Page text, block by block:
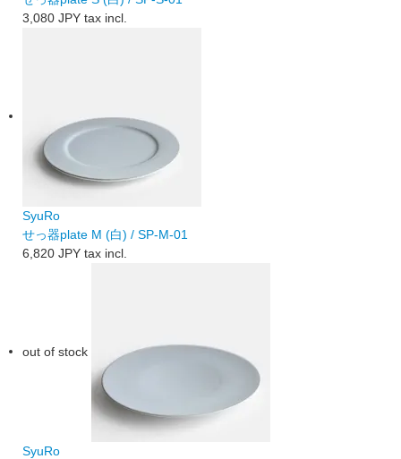
3,080 JPY tax incl.
SyuRo
せっ器plate M (白) / SP-M-01
6,820 JPY tax incl.
out of stock
SyuRo